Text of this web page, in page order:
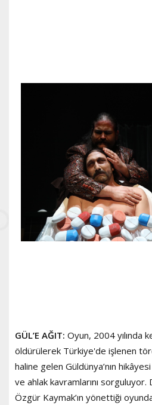
GÜL’E AĞIT: Oyun, 2004 yılında
öldürülerek Türkiye'de işlenen
haline gelen Güldünya’nın
ve ahlak kavramlarını sorguluyor.
Özgür Kaymak’ın yönettiği